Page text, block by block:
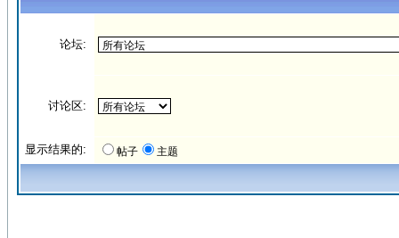
论坛:
讨论区:
显示结果的: 帖子 主题